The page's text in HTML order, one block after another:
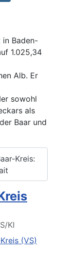
in Baden-
1.025,34
Alb. Er
sowohl
als
Baar und
Kreis:
KI
(VS)